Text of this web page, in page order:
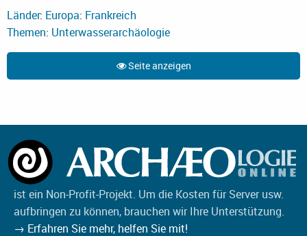
Länder: Europa: Frankreich
Themen: Unterwasserarchäologie
Seite anzeigen
ist ein Non-Profit-Projekt. Um die Kosten für Server usw.
aufbringen zu können, brauchen wir Ihre Unterstützung.
→ Erfahren Sie mehr, helfen Sie mit!